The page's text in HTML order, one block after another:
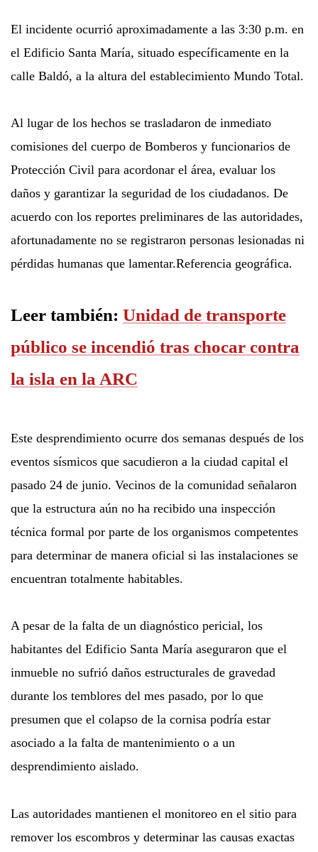
El incidente ocurrió aproximadamente a las 3:30 p.m. en
el Edificio Santa María, situado específicamente en la
calle Baldó, a la altura del establecimiento Mundo Total.
Al lugar de los hechos se trasladaron de inmediato
comisiones del cuerpo de Bomberos y funcionarios de
Protección Civil para acordonar el área, evaluar los
daños y garantizar la seguridad de los ciudadanos. De
acuerdo con los reportes preliminares de las autoridades,
afortunadamente no se registraron personas lesionadas ni
pérdidas humanas que lamentar.Referencia geográfica.
Leer también: Unidad de transporte
público se incendió tras chocar contra
la isla en la ARC
Este desprendimiento ocurre dos semanas después de los
eventos sísmicos que sacudieron a la ciudad capital el
pasado 24 de junio. Vecinos de la comunidad señalaron
que la estructura aún no ha recibido una inspección
técnica formal por parte de los organismos competentes
para determinar de manera oficial si las instalaciones se
encuentran totalmente habitables.
A pesar de la falta de un diagnóstico pericial, los
habitantes del Edificio Santa María aseguraron que el
inmueble no sufrió daños estructurales de gravedad
durante los temblores del mes pasado, por lo que
presumen que el colapso de la cornisa podría estar
asociado a la falta de mantenimiento o a un
desprendimiento aislado.
Las autoridades mantienen el monitoreo en el sitio para
remover los escombros y determinar las causas exactas